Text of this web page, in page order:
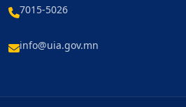
7015-5026
info@uia.gov.mn